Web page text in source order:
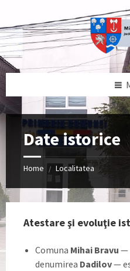
content
left
sidebar
footer
Date istorice
Home / Localitatea
Atestare şi evoluţie
Comuna Mihai Bravu —
denumirea Dadilov—